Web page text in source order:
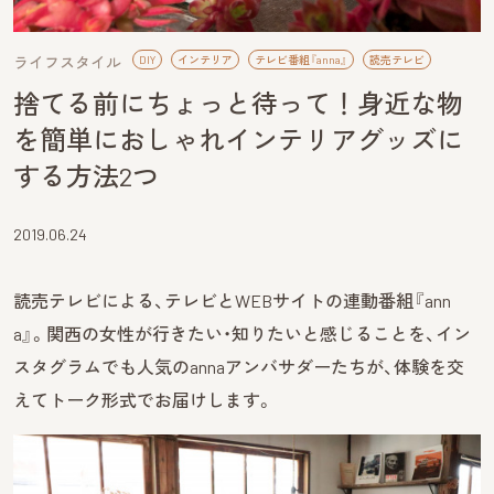
ライフスタイル DIY インテリア テレビ番組『anna』 読売テレビ
捨てる前にちょっと待って！身近な物
を簡単におしゃれインテリアグッズに
する方法2つ
2019.06.24
読売テレビによる、テレビとWEBサイトの連動番組『ann
a』。関西の女性が行きたい・知りたいと感じることを、イン
スタグラムでも人気のannaアンバサダーたちが、体験を交
えてトーク形式でお届けします。